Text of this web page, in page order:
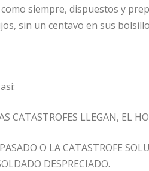
siempre, dispuestos y
sin un centavo en sus
CATASTROFES LLEGAN, EL
O LA CATASTROFE
DESPRECIADO.